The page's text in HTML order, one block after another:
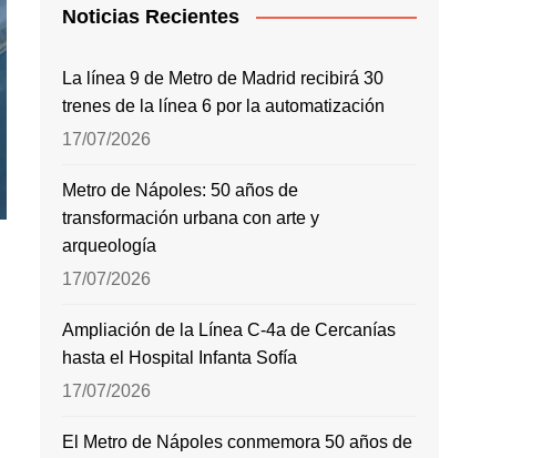
Noticias Recientes
La línea 9 de Metro de Madrid recibirá 30
trenes de la línea 6 por la automatización
17/07/2026
Metro de Nápoles: 50 años de
transformación urbana con arte y
arqueología
17/07/2026
Ampliación de la Línea C-4a de Cercanías
hasta el Hospital Infanta Sofía
17/07/2026
El Metro de Nápoles conmemora 50 años de